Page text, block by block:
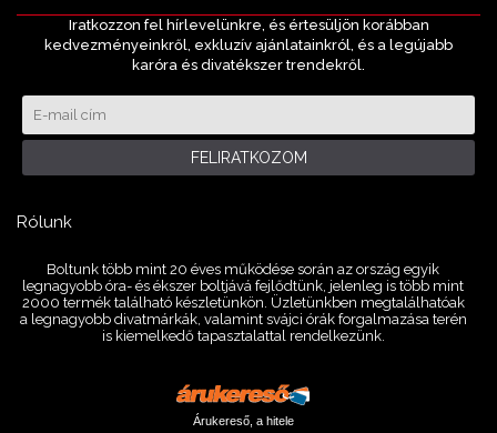
Iratkozzon fel hírlevelünkre, és értesüljön korábban
kedvezményeinkről, exkluzív ajánlatainkról, és a legújabb
karóra és divatékszer trendekről.
FELIRATKOZOM
Rólunk
Boltunk több mint 20 éves működése során az ország egyik
legnagyobb óra- és ékszer boltjává fejlődtünk, jelenleg is több mint
2000 termék található készletünkön. Üzletünkben megtalálhatóak
a legnagyobb divatmárkák, valamint svájci órák forgalmazása terén
is kiemelkedő tapasztalattal rendelkezünk.
Árukereső, a hitele